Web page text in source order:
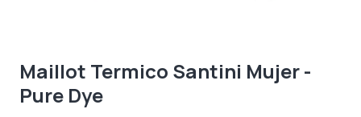
Maillot Termico Santini Mujer -
Pure Dye